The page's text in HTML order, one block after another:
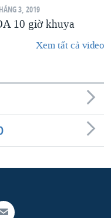
3, 2019
10 giờ khuya
Xem tất cả video